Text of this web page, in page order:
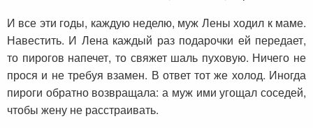
И все эти годы, каждую неделю, муж Лены ходил к маме.
Навестить. И Лена каждый раз подарочки ей передает,
то пирогов напечет, то свяжет шаль пуховую. Ничего не
прося и не требуя взамен. В ответ тот же холод. Иногда
пироги обратно возвращала: а муж ими угощал соседей,
чтобы жену не расстраивать.